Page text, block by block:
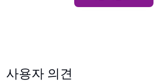
사용자 의견